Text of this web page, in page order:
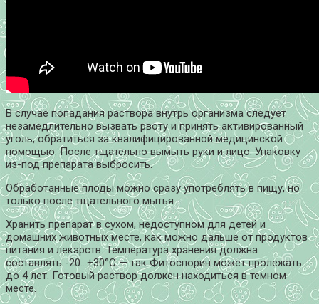
В случае попадания раствора внутрь организма следует
незамедлительно вызвать рвоту и принять активированный
уголь, обратиться за квалифицированной медицинской
помощью. После тщательно вымыть руки и лицо. Упаковку
из-под препарата выбросить.
Обработанные плоды можно сразу употреблять в пищу, но
только после тщательного мытья.
Хранить препарат в сухом, недоступном для детей и
домашних животных месте, как можно дальше от продуктов
питания и лекарств. Температура хранения должна
составлять -20…+30°С — так Фитоспорин может пролежать
до 4 лет. Готовый раствор должен находиться в темном
месте.